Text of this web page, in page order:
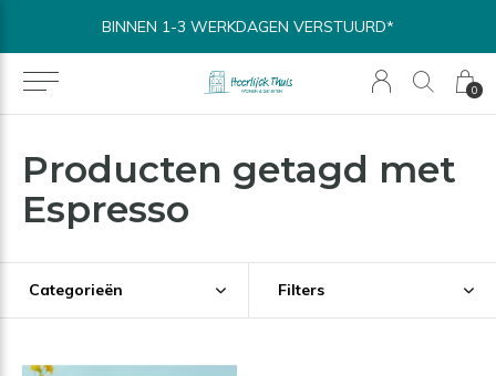
0
BINNEN 1-3 WERKDAGEN VERSTUURD*
Producten getagd met
Espresso
Categorieën Filters